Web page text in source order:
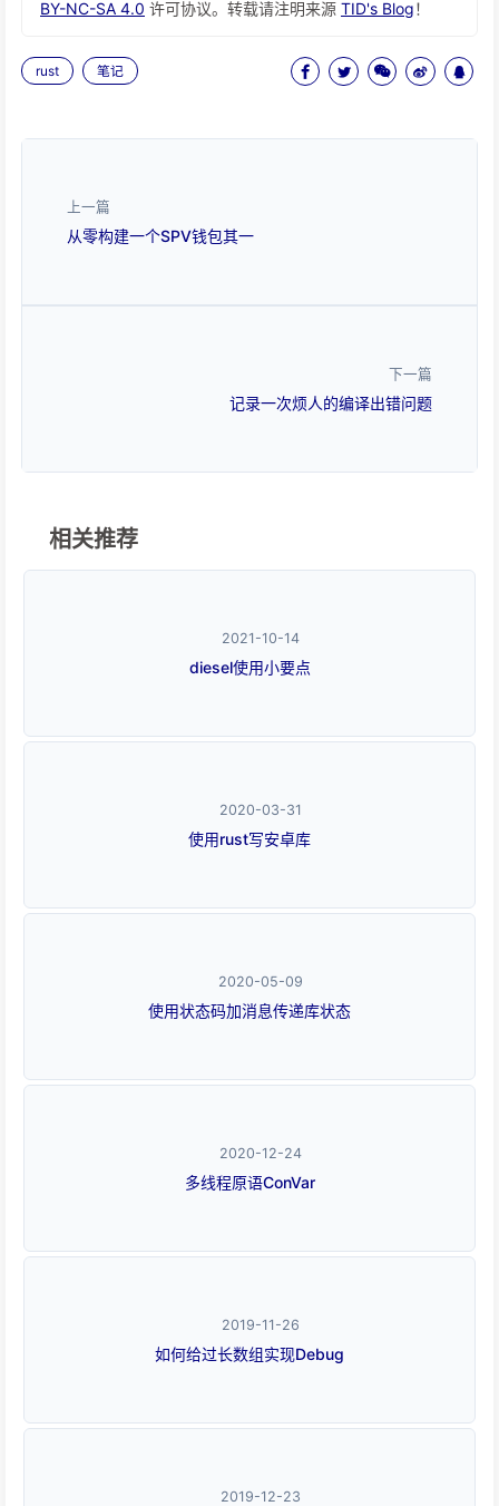
BY-NC-SA 4.0 许可协议。转载请注明来源 TID's Blog！
rust 笔记
上一篇
从零构建一个SPV钱包其一
下一篇
记录一次烦人的编译出错问题
相关推荐
2021-10-14
diesel使用小要点
2020-03-31
使用rust写安卓库
2020-05-09
使用状态码加消息传递库状态
2020-12-24
多线程原语ConVar
2019-11-26
如何给过长数组实现Debug
2019-12-23